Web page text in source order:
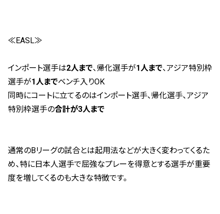
≪EASL≫
インポート選手は2人まで、帰化選手が1人まで、アジア特別枠
選手が1人までベンチ入りOK
同時にコートに立てるのはインポート選手、帰化選手、アジア
特別枠選手の合計が3人まで
通常のBリーグの試合とは起用法などが大きく変わってくるた
め、特に日本人選手で屈強なプレーを得意とする選手が重要
度を増してくるのも大きな特徴です。